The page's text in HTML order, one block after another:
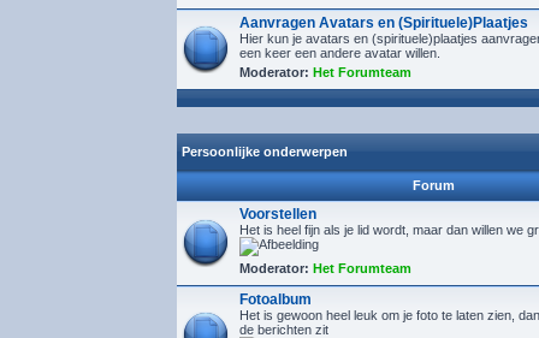
Aanvragen Avatars en (Spirituele)Plaatjes
Hier kun je avatars en (spirituele)plaatjes
een keer een andere avatar willen.
Moderator: Het Forumteam
Persoonlijke onderwerpen
Forum
Voorstellen
Het is heel fijn als je lid wordt, maar dan willen we
Moderator: Het Forumteam
Fotoalbum
Het is gewoon heel leuk om je foto te laten zien,
de berichten zit